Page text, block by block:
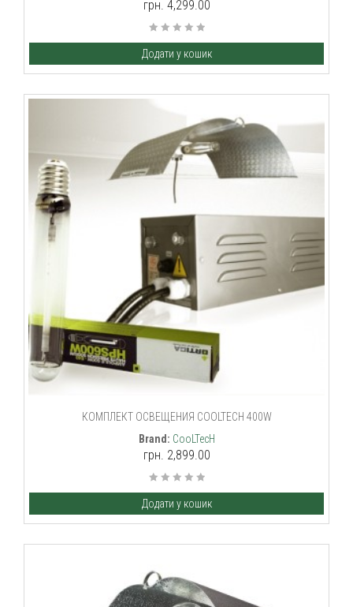
грн. 4,299.00
Додати у кошик
КОМПЛЕКТ ОСВЕЩЕНИЯ COOLTECH 400W
Brand: CooLTecH
грн. 2,899.00
Додати у кошик